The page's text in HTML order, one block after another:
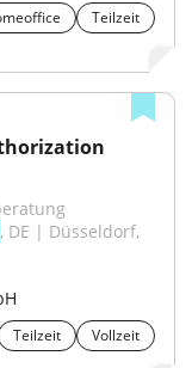
Teilzeit
, DE | Düsseldorf,
Teilzeit
Vollzeit